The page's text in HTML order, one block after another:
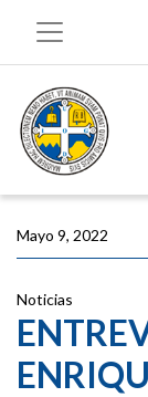
Mayo 9, 2022
Noticias